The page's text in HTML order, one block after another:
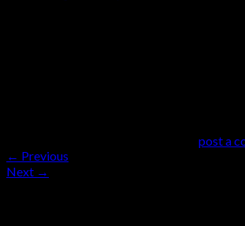
post a
← Previous
Next →